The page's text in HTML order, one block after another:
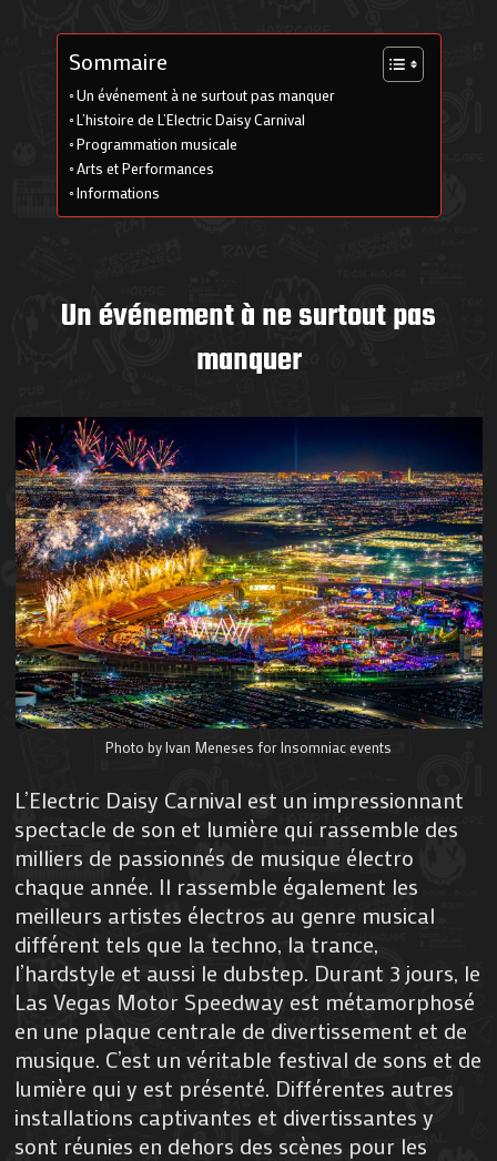
Sommaire
Un événement à ne surtout pas manquer
L’histoire de L’Electric Daisy Carnival
Programmation musicale
Arts et Performances
Informations
Un événement à ne surtout pas
manquer
Photo by Ivan Meneses for Insomniac events
L’Electric Daisy Carnival est un impressionnant
spectacle de son et lumière qui rassemble des
milliers de passionnés de musique électro
chaque année. Il rassemble également les
meilleurs artistes électros au genre musical
différent tels que la techno, la trance,
l’hardstyle et aussi le dubstep. Durant 3 jours, le
Las Vegas Motor Speedway est métamorphosé
en une plaque centrale de divertissement et de
musique. C’est un véritable festival de sons et de
lumière qui y est présenté. Différentes autres
installations captivantes et divertissantes y
sont réunies en dehors des scènes pour les